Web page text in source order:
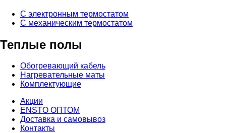
С электронным термостатом
С механическим термостатом
Теплые полы
Обогревающий кабель
Нагревательные маты
Комплектующие
Акции
ENSTO ОПТОМ
Доставка и самовывоз
Контакты